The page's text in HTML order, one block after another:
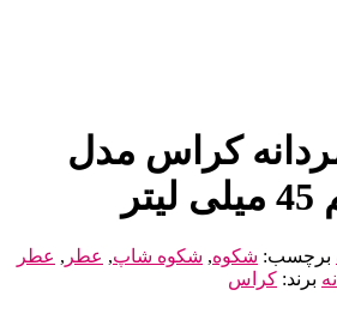
کراس مدل
برچسب: شکوه, شکوه شاپ, عطر , عطر
برند: کراس